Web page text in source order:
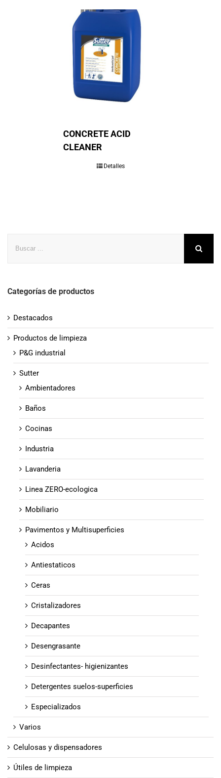
CONCRETE ACID
CLEANER
Detalles
Categorías de productos
Destacados
Productos de limpieza
P&G industrial
Sutter
Ambientadores
Baños
Cocinas
Industria
Lavanderia
Linea ZERO-ecologica
Mobiliario
Pavimentos y Multisuperficies
Acidos
Antiestaticos
Ceras
Cristalizadores
Decapantes
Desengrasante
Desinfectantes- higienizantes
Detergentes suelos-superficies
Especializados
Varios
Celulosas y dispensadores
Útiles de limpieza